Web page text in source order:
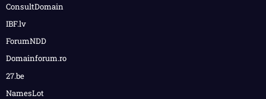
ConsultDomain
IBF.lv
ForumNDD
Domainforum.ro
27.be
NamesLot